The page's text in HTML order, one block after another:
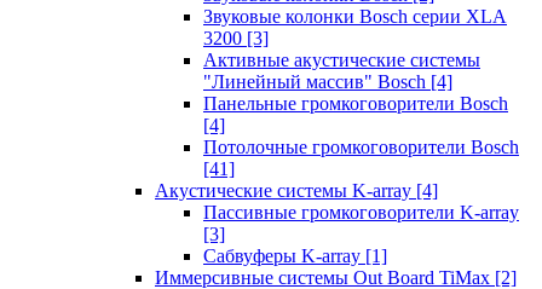
Звуковые колонки Bosch серии XLA
3200 [3]
Активные акустические системы
"Линейный массив" Bosch [4]
Панельные громкоговорители Bosch
[4]
Потолочные громкоговорители Bosch
[41]
Акустические системы K-array [4]
Пассивные громкоговорители K-array
[3]
Сабвуферы K-array [1]
Иммерсивные системы Out Board TiMax [2]